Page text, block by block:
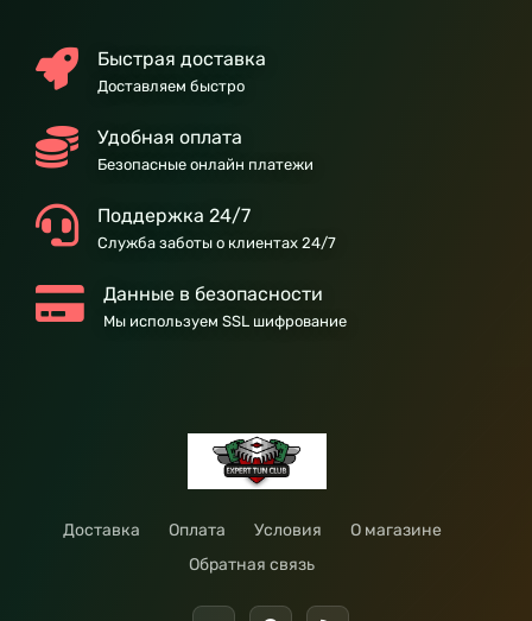
Быстрая доставка
Доставляем быстро
Удобная оплата
Безопасные онлайн платежи
Поддержка 24/7
Служба заботы о клиентах 24/7
Данные в безопасности
Мы используем SSL шифрование
Доставка Оплата Условия
О магазине
Обратная связь